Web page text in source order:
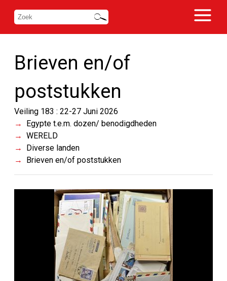
Brieven en/of
poststukken
Veiling 183 : 22-27 Juni 2026
Egypte t.e.m. dozen/ benodigdheden
WERELD
Diverse landen
Brieven en/of poststukken